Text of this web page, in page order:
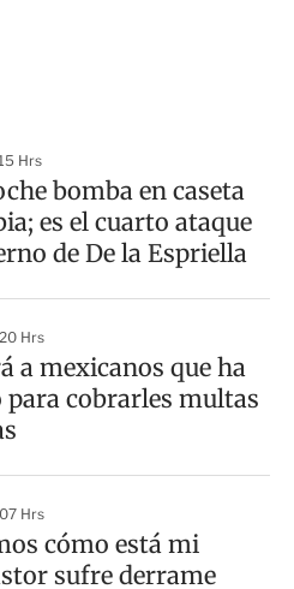
Hrs
bomba en caseta
es el cuarto ataque
de De la Espriella
Hrs
a mexicanos que ha
para cobrarles multas
Hrs
cómo está mi
sufre derrame